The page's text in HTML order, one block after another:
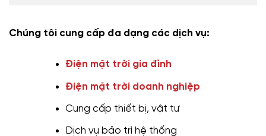
Chúng tôi cung cấp đa dạng các dịch vụ:
Điện mặt trời gia đình
Điện mặt trời doanh nghiệp
Cung cấp thiết bị, vật tư
Dịch vụ bảo trì hệ thống